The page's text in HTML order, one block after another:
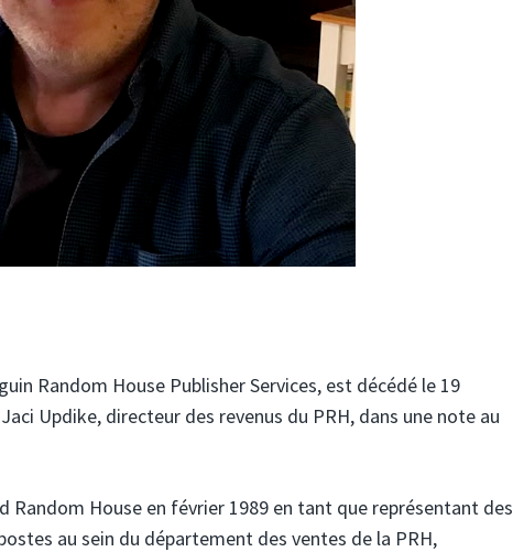
Random House Publisher Services, est décédé le 19
Updike, directeur des revenus du PRH, dans une note au
Random House en février 1989 en tant que représentant des
au sein du département des ventes de la PRH,